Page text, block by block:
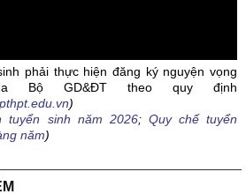
phải thực hiện đăng ký nguyện vọng
Bộ GD&ĐT theo quy định
)
tuyển sinh năm 2026; Quy chế tuyển
năm)